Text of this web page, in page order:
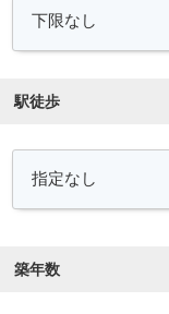
駅徒歩
築年数